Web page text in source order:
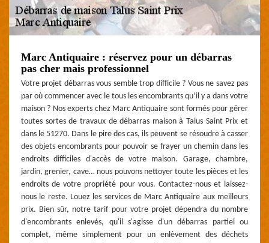
Marc Antiquaire : réservez pour un débarras
pas cher mais professionnel
Votre projet débarras vous semble trop difficile ? Vous ne savez pas
par où commencer avec le tous les encombrants qu’il y a dans votre
maison ? Nos experts chez Marc Antiquaire sont formés pour gérer
toutes sortes de travaux de débarras maison à Talus Saint Prix et
dans le 51270. Dans le pire des cas, ils peuvent se résoudre à casser
des objets encombrants pour pouvoir se frayer un chemin dans les
endroits difficiles d'accès de votre maison. Garage, chambre,
jardin, grenier, cave… nous pouvons nettoyer toute les pièces et les
endroits de votre propriété pour vous. Contactez-nous et laissez-
nous le reste. Louez les services de Marc Antiquaire aux meilleurs
prix. Bien sûr, notre tarif pour votre projet dépendra du nombre
d'encombrants enlevés, qu'il s'agisse d'un débarras partiel ou
complet, même simplement pour un enlèvement des déchets